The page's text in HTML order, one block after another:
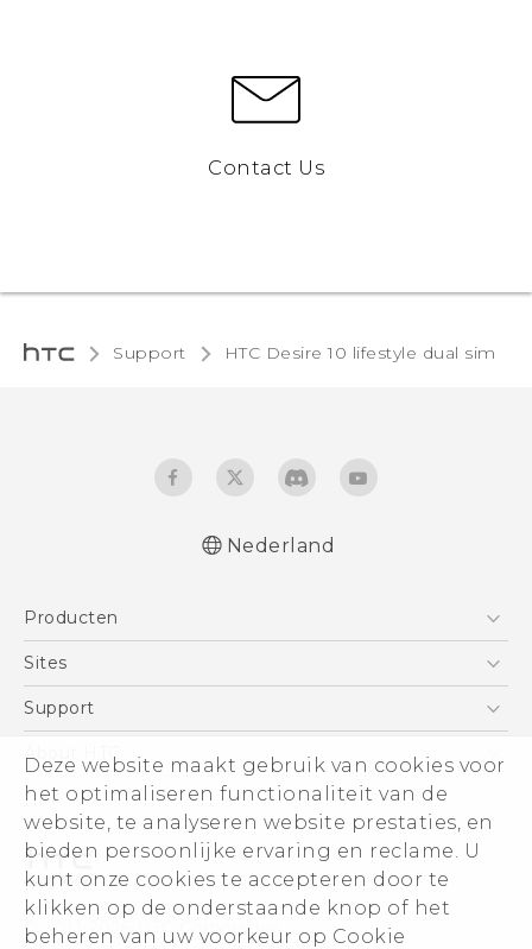
Deze website maakt gebruik van cookies voor
het optimaliseren functionaliteit van de
website, te analyseren website prestaties, en
bieden persoonlijke ervaring en reclame. U
kunt onze cookies te accepteren door te
klikken op de onderstaande knop of het
beheren van uw voorkeur op Cookie
Contact Us
Support HTC Desire 10 lifestyle dual sim‎
Nederlands - Gebruikershandleiding
wettelijke voorschriften
Deutsch - Informationen zur Sicherheit und
behördliche Bestimmungen
English - Quick start guide
English - User manual
English - Safety and regulatory guide
Nederland
Producten
Telefoons
Vive
Accessoires
Sites
HTC Vive
Aan de slag
Support
Support voor eCommerce
About HTC
ESG
Informatie over het bedrijf
Voor beleggers (engels)
Cookie Preferences
Vacatures
© 2011-2026 HTC Corporation